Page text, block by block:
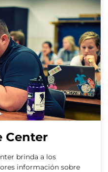
Center
brinda a los
información sobre